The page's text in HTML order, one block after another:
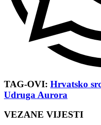
TAG-OVI: Hrvatsko
Udruga Aurora
VEZANE VIJESTI